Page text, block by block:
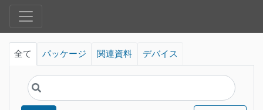
全て パッケージ 関連資料 デバイス